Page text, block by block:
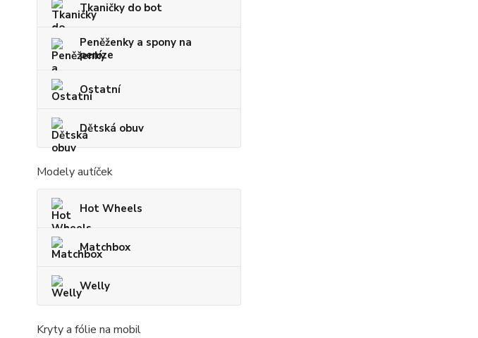
Tkaničky do bot
Peněženky a spony na
peníze
Ostatní
Dětská obuv
Modely autíček
Hot Wheels
Matchbox
Welly
Kryty a fólie na mobil